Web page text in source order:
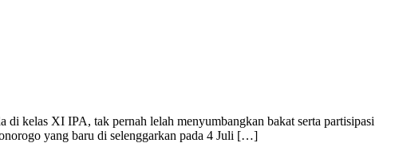
kelas XI IPA, tak pernah lelah menyumbangkan bakat serta partisipasi
yang baru di selenggarkan pada 4 Juli […]